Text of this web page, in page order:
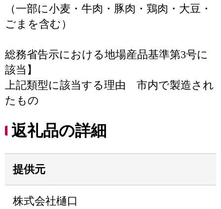
（一部に小麦・牛肉・豚肉・鶏肉・大豆・
ごまを含む）
総務省告示における地場産品基準第3号に
該当】
上記類型に該当する理由 市内で製造され
たもの
返礼品の詳細
提供元
株式会社樋口